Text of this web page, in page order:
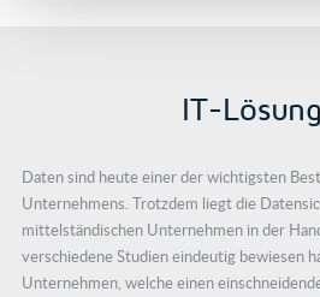
IT-
Daten sind heute einer der wichtigsten
Unternehmens. Trotzdem liegt die
mittelständischen Unternehmen in der
verschiedene Studien eindeutig bewiesen
Unternehmen, welche einen